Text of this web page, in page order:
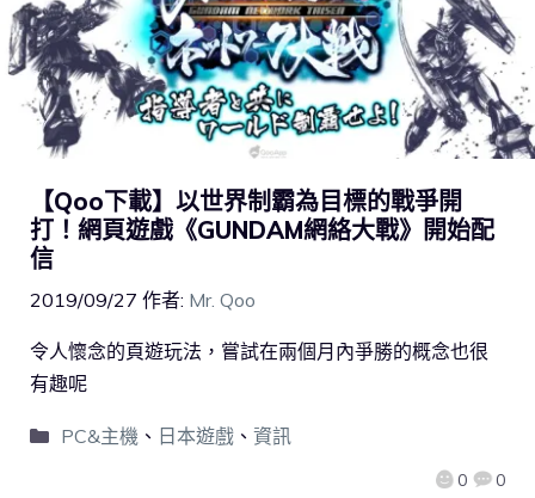
【Qoo下載】以世界制霸為目標的戰爭開
打！網頁遊戲《GUNDAM網絡大戰》開始配
信
2019/09/27 作者: Mr. Qoo
0 0
令人懷念的頁遊玩法，嘗試在兩個月內爭勝的概念也很
有趣呢
PC&主機、 日本遊戲、 資訊